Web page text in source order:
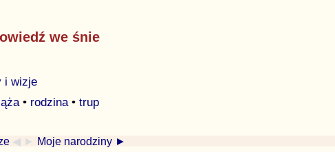
we śnie
i wizje
• rodzina • trup
◀ ► Moje narodziny ►